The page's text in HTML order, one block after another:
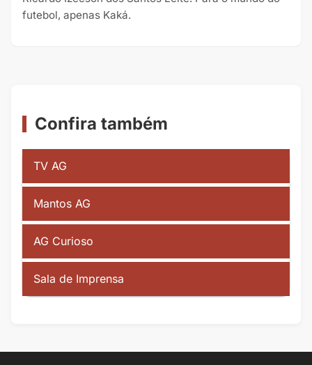
futebol, apenas Kaká.
Confira também
TV AG
Mantos AG
AG Curioso
Sala de Imprensa